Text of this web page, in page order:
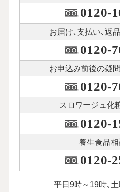
0120-
お届け､支払い､ 返
0120-
お申込み前後の疑
0120-
スロワージュ化
0120-
養生食品相
0120-
平日9時～19時､土